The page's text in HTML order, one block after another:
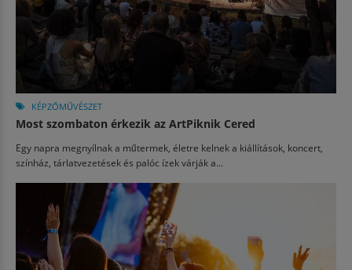
KÉPZŐMŰVÉSZET
Most szombaton érkezik az ArtPiknik Cered
Egy napra megnyílnak a műtermek, életre kelnek a kiállítások, koncert,
színház, tárlatvezetések és palóc ízek várják a...